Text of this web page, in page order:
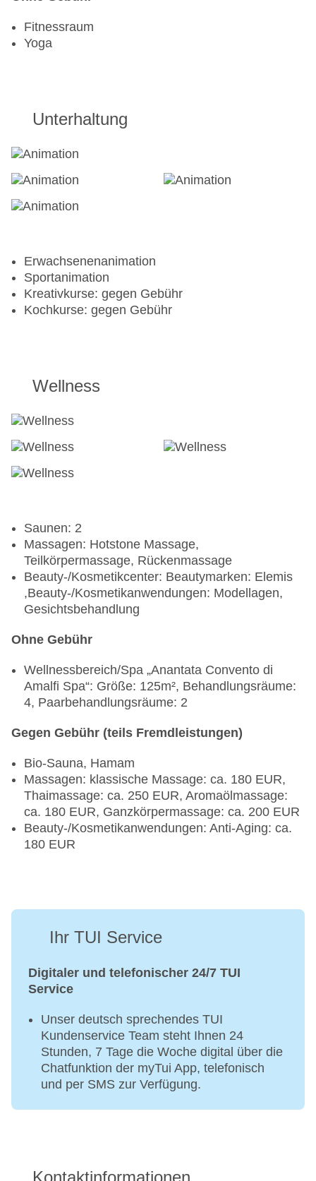
Fitnessraum
Yoga
Unterhaltung
Erwachsenenanimation
Sportanimation
Kreativkurse: gegen Gebühr
Kochkurse: gegen Gebühr
Wellness
Saunen: 2
Massagen: Hotstone Massage,
Teilkörpermassage, Rückenmassage
Beauty-/Kosmetikcenter: Beautymarken: Elemis
,Beauty-/Kosmetikanwendungen: Modellagen,
Gesichtsbehandlung
Ohne Gebühr
Wellnessbereich/Spa „Anantata Convento di
Amalfi Spa“: Größe: 125m², Behandlungsräume:
4, Paarbehandlungsräume: 2
Gegen Gebühr (teils Fremdleistungen)
Bio-Sauna, Hamam
Massagen: klassische Massage: ca. 180 EUR,
Thaimassage: ca. 250 EUR, Aromaölmassage:
ca. 180 EUR, Ganzkörpermassage: ca. 200 EUR
Beauty-/Kosmetikanwendungen: Anti-Aging: ca.
180 EUR
Ihr TUI Service
Digitaler und telefonischer 24/7 TUI
Service
Unser deutsch sprechendes TUI
Kundenservice Team steht Ihnen 24
Stunden, 7 Tage die Woche digital über die
Chatfunktion der myTui App, telefonisch
und per SMS zur Verfügung.